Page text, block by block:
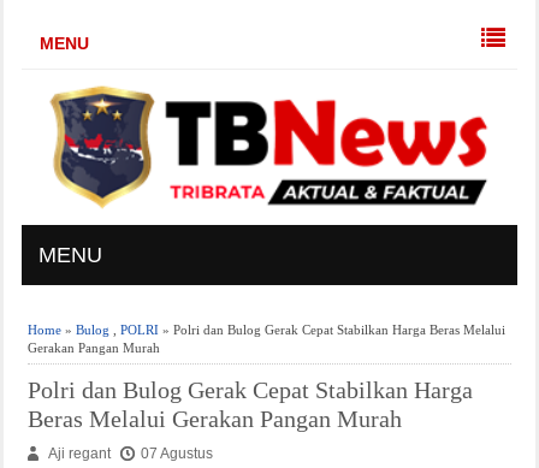
MENU
MENU
Home» Bulog POLRI» Polri dan Bulog Gerak Cepat Stabilkan Harga Beras Melalui
Gerakan Pangan Murah
Polri dan Bulog Gerak Cepat Stabilkan Harga
Beras Melalui Gerakan Pangan Murah
Aji regant 07 Agustus